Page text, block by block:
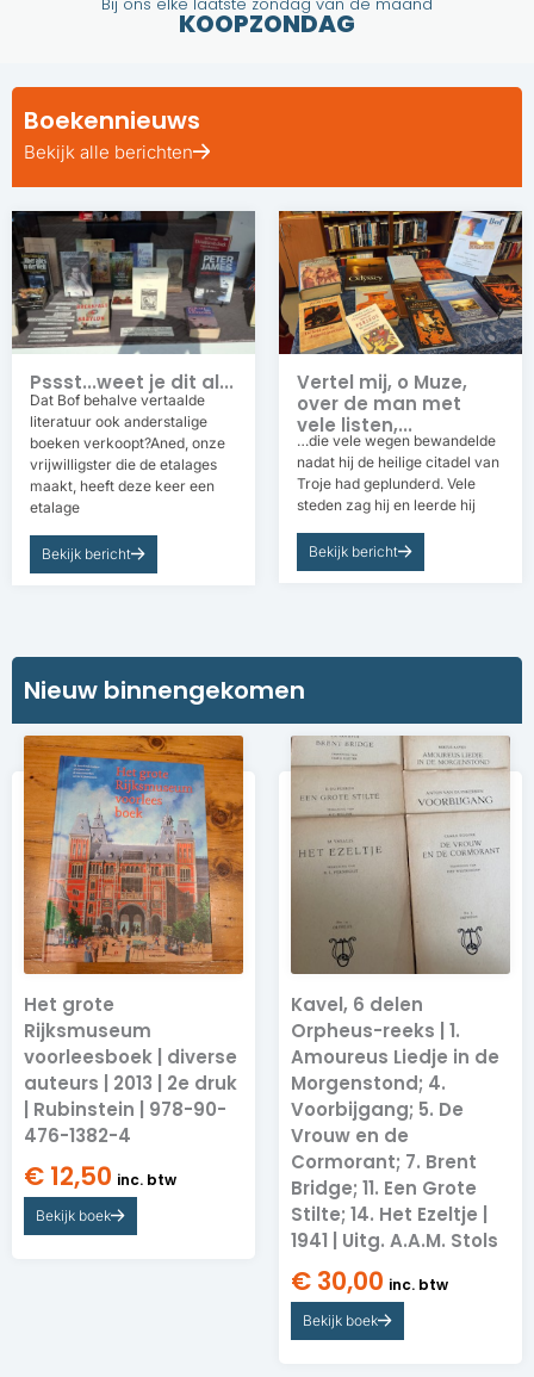
KOOPZONDAG
Boekennieuws
Bekijk alle berichten
Pssst...weet je dit al...
Dat Bof behalve vertaalde
literatuur ook anderstalige
boeken verkoopt?Aned, onze
vrijwilligster die de etalages
maakt, heeft deze keer een
etalage
Bekijk bericht
Vertel mij, o Muze,
over de man met
vele listen,...
…die vele wegen bewandelde
nadat hij de heilige citadel van
Troje had geplunderd. Vele
steden zag hij en leerde hij
Bekijk bericht
Nieuw binnengekomen​​
Het grote
Rijksmuseum
voorleesboek | diverse
auteurs | 2013 | 2e druk
| Rubinstein | 978-90-
476-1382-4
€ 12,50 inc. btw
Bekijk boek
Kavel, 6 delen
Orpheus-reeks | 1.
Amoureus Liedje in de
Morgenstond; 4.
Voorbijgang; 5. De
Vrouw en de
Cormorant; 7. Brent
Bridge; 11. Een Grote
Stilte; 14. Het Ezeltje |
1941 | Uitg. A.A.M. Stols
€ 30,00 inc. btw
Bekijk boek